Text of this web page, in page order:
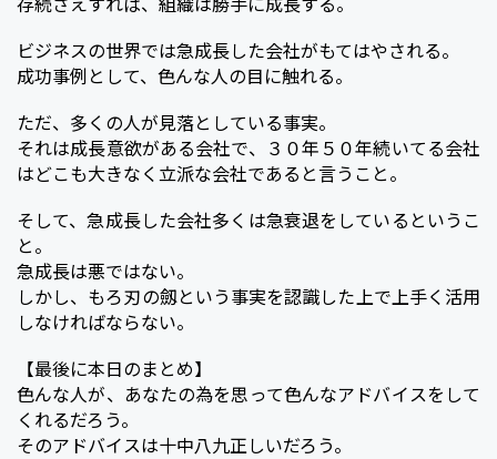
ビジネスの世界では急成長した会社がもてはやされる。
成功事例として、色んな人の目に触れる。
ただ、多くの人が見落としている事実。
それは成長意欲がある会社で、３０年５０年続いてる会社
はどこも大きなく立派な会社であると言うこと。
そして、急成長した会社多くは急衰退をしているというこ
と。
急成長は悪ではない。
しかし、もろ刃の劔という事実を認識した上で上手く活用
しなければならない。
【最後に本日のまとめ】
色んな人が、あなたの為を思って色んなアドバイスをして
くれるだろう。
そのアドバイスは十中八九正しいだろう。